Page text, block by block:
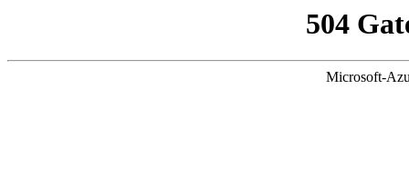
504
Microsoft-